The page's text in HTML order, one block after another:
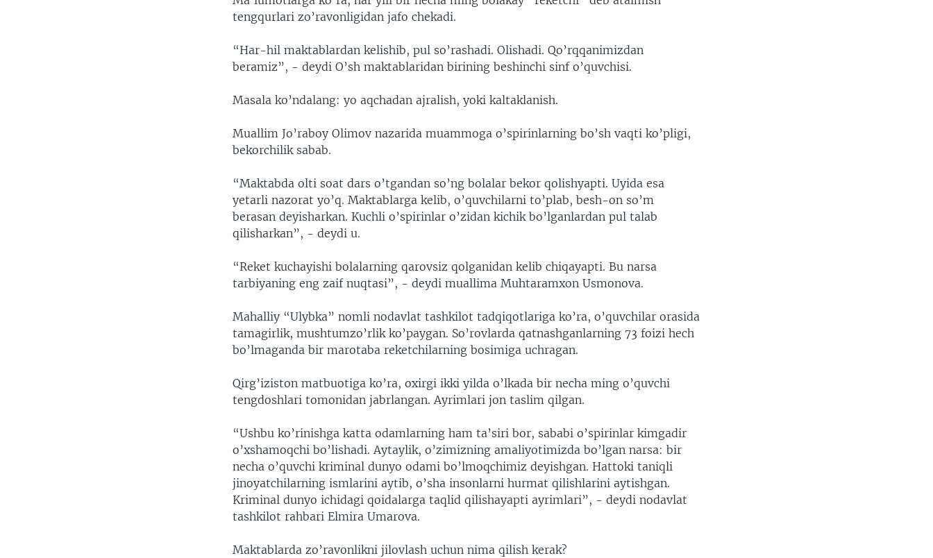
tengqurlari zo’ravonligidan jafo chekadi.
“Har-hil maktablardan kelishib, pul so’rashadi. Olishadi. Qo’rqqanimizdan
beramiz”, - deydi O’sh maktablaridan birining beshinchi sinf o’quvchisi.
Masala ko’ndalang: yo aqchadan ajralish, yoki kaltaklanish.
Muallim Jo’raboy Olimov nazarida muammoga o’spirinlarning bo’sh vaqti ko’pligi,
bekorchilik sabab.
“Maktabda olti soat dars o’tgandan so’ng bolalar bekor qolishyapti. Uyida esa
yetarli nazorat yo’q. Maktablarga kelib, o’quvchilarni to’plab, besh-on so’m
berasan deyisharkan. Kuchli o’spirinlar o’zidan kichik bo’lganlardan pul talab
qilisharkan”, - deydi u.
“Reket kuchayishi bolalarning qarovsiz qolganidan kelib chiqayapti. Bu narsa
tarbiyaning eng zaif nuqtasi”, - deydi muallima Muhtaramxon Usmonova.
Mahalliy “Ulybka” nomli nodavlat tashkilot tadqiqotlariga ko’ra, o’quvchilar orasida
tamagirlik, mushtumzo’rlik ko’paygan. So’rovlarda qatnashganlarning 73 foizi hech
bo’lmaganda bir marotaba reketchilarning bosimiga uchragan.
Qirg’iziston matbuotiga ko’ra, oxirgi ikki yilda o’lkada bir necha ming o’quvchi
tengdoshlari tomonidan jabrlangan. Ayrimlari jon taslim qilgan.
“Ushbu ko’rinishga katta odamlarning ham ta’siri bor, sababi o’spirinlar kimgadir
o’xshamoqchi bo’lishadi. Aytaylik, o’zimizning amaliyotimizda bo’lgan narsa: bir
necha o’quvchi kriminal dunyo odami bo’lmoqchimiz deyishgan. Hattoki taniqli
jinoyatchilarning ismlarini aytib, o’sha insonlarni hurmat qilishlarini aytishgan.
Kriminal dunyo ichidagi qoidalarga taqlid qilishayapti ayrimlari”, - deydi nodavlat
tashkilot rahbari Elmira Umarova.
Maktablarda zo’ravonlikni jilovlash uchun nima qilish kerak?